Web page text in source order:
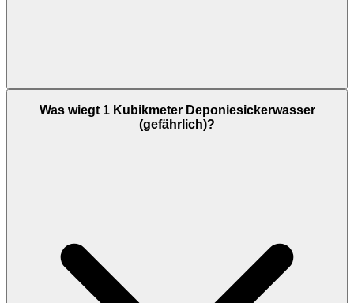
Was wiegt 1 Kubikmeter Deponiesickerwasser
(gefährlich)?